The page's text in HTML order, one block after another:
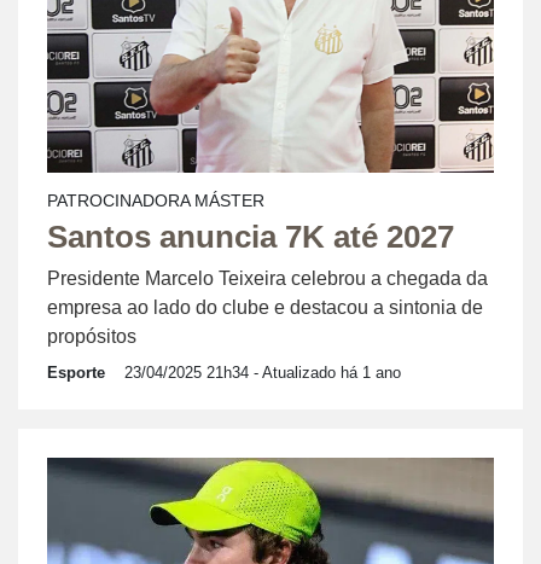
PATROCINADORA MÁSTER
Santos anuncia 7K até 2027
Presidente Marcelo Teixeira celebrou a chegada da
empresa ao lado do clube e destacou a sintonia de
propósitos
Esporte 23/04/2025 21h34 - Atualizado há 1 ano